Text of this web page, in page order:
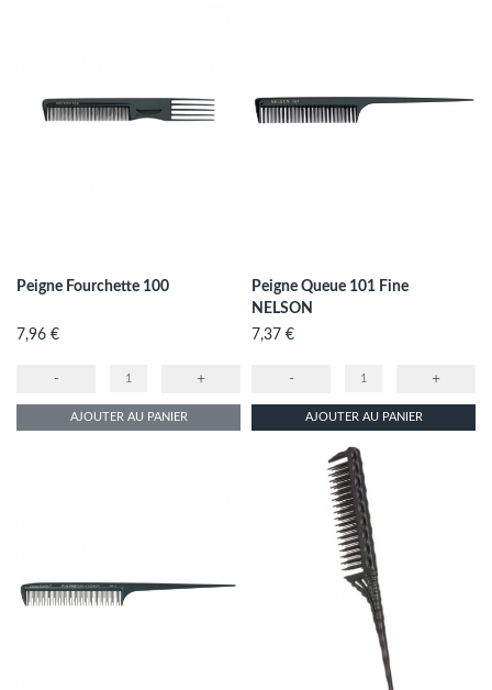
Peigne Fourchette 100
Prix
7,96 €
- +
AJOUTER AU PANIER
Peigne Queue 101 Fine
NELSON
Prix
7,37 €
- +
AJOUTER AU PANIER